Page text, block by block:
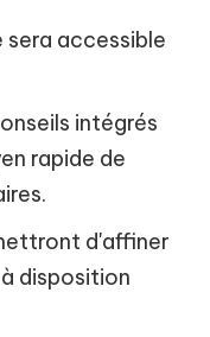
sera accessible
intégrés
rapide de
d'affiner
disposition